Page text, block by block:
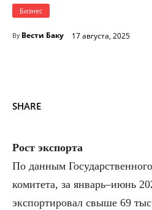
Бизнес
By Вести Баку 17 августа, 2025
SHARE
Рост экспорта
По данным
комитета, за январь–июнь
экспортировал свыше 69